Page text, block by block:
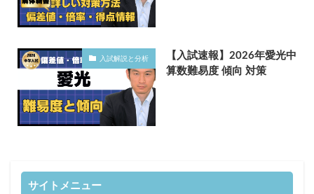
入試解説と分析
【入試速報】2026年愛光中
算数難易度 傾向 対策
サイトメニュー